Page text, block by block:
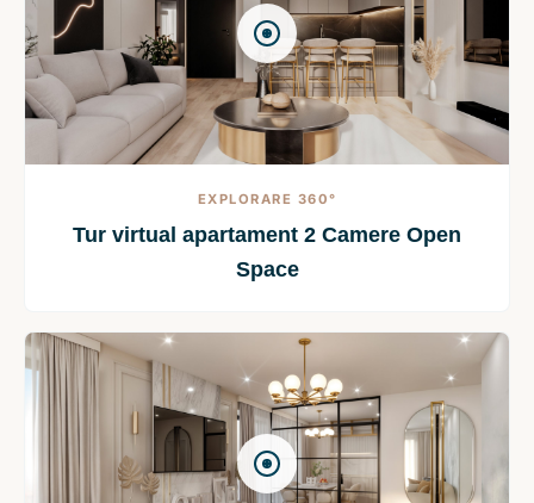
EXPLORARE 360°
Tur virtual apartament 2 Camere Open
Space